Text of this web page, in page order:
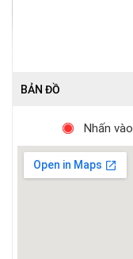
BẢN ĐỒ
Nhấn